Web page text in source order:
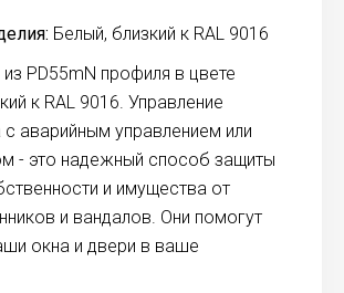
Белый, близкий к RAL 9016
PD55mN профиля в цвете
к RAL 9016. Управление
аварийным управлением или
- это надежный способ защиты
и имущества от
и вандалов. Они помогут
окна и двери в ваше